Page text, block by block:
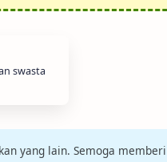
swasta
yang lain. Semoga